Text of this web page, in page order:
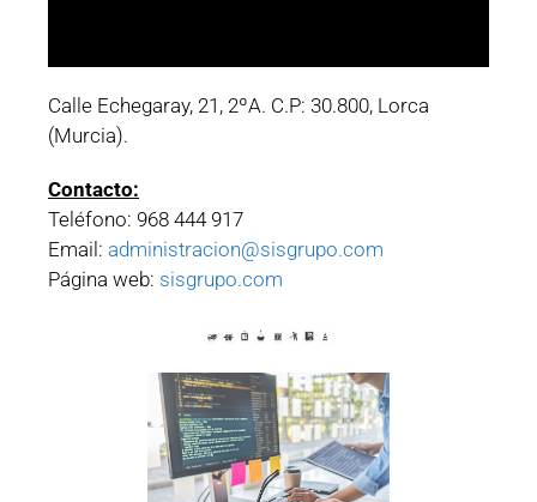
Calle Echegaray, 21, 2ºA. C.P: 30.800, Lorca
(Murcia).
Contacto:
Teléfono: 968 444 917
Email: administracion@sisgrupo.com
Página web: sisgrupo.com